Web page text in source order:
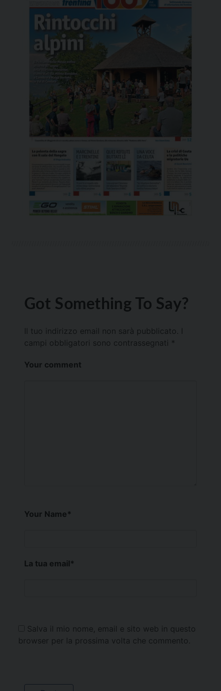
Got Something To Say?
Il tuo indirizzo email non sarà pubblicato.
campi obbligatori sono contrassegnati *
Your comment
Your Name*
La tua email*
Salva il mio nome, email e sito web in questo
browser per la prossima volta che commento.